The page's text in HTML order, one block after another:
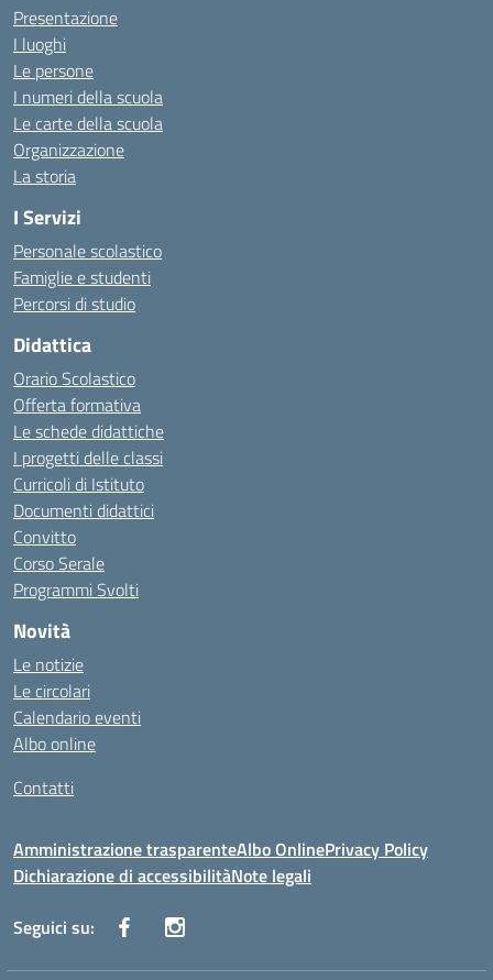
Presentazione
I luoghi
Le persone
I numeri della scuola
Le carte della scuola
Organizzazione
La storia
I Servizi
Personale scolastico
Famiglie e studenti
Percorsi di studio
Didattica
Orario Scolastico
Offerta formativa
Le schede didattiche
I progetti delle classi
Curricoli di Istituto
Documenti didattici
Convitto
Corso Serale
Programmi Svolti
Novità
Le notizie
Le circolari
Calendario eventi
Albo online
Contatti
Amministrazione trasparenteAlbo OnlinePrivacy Policy
Dichiarazione di accessibilitàNote legali
Seguici su: